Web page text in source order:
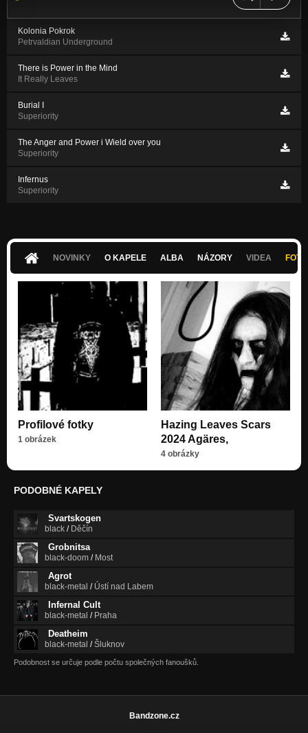
Kolonia Pokrok
Petrvaldian Underground
There is Power in the Mind
It Really Leaves
Burial I
Superiority
The Anger and Power i Wield over you
Superiority
Infernus
Superiority
NOVINKY O KAPELE ALBA NÁZORY VIDEA
Profilové fotky
1 obrázek
Hazing Leaves Scars
2024 Agäres,
4 obrázky
PODOBNÉ KAPELY
Svartskogen
black / Děčín
Grobnitsa
black-doom / Most
Agrot
black-metal / Ústí nad Labem
Infernal Cult
black-metal / Praha
Deatheim
black-metal /Šluknov
Podobnost se určuje podle počtu společných fanoušků.
Bandzone.cz